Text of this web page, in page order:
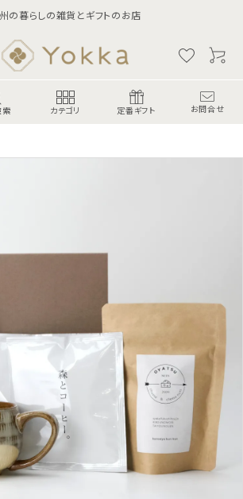
の暮らしの雑貨とギフトのお店
索 カテゴリ 定番ギフト お問合せ